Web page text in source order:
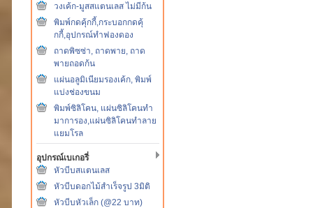
วงเค้ก-มูสสแตนเลส ไม่มีก้น
พิมพ์กดคุ้กกี้,กระบอกกดคุ้
กกี้,อุปกรณ์ทำฟองดอง
ถาดพิซซ่า, ถาดพาย, ถาด
พายถอดก้น
แผ่นอลูมิเนียมรองเค้ก, พิมพ์
แบ่งช่องขนม
พิมพ์ซิลิโคน, แผ่นซิลิโคนทำ
มาการอง,แผ่นซิลิโคนทำลาย
แยมโรล
อุปกรณ์เบเกอรี่
หัวบีบสแตนเลส
หัวบีบดอกไม้สำเร็จรูป 3มิติ
หัวบีบหัวเล็ก (@22 บาท)